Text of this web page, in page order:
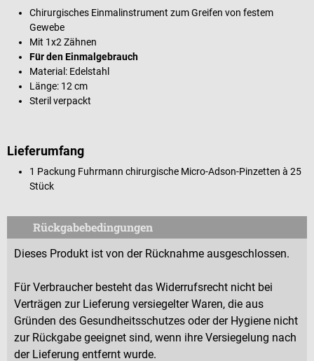
Chirurgisches Einmalinstrument zum Greifen von festem
Gewebe
Mit 1x2 Zähnen
Für den Einmalgebrauch
Material: Edelstahl
Länge: 12 cm
Steril verpackt
Lieferumfang
1 Packung Fuhrmann chirurgische Micro-Adson-Pinzetten à 25
Stück
Rückgabebedingungen
Dieses Produkt ist von der Rücknahme ausgeschlossen.
Für Verbraucher besteht das Widerrufsrecht nicht bei
Verträgen zur Lieferung versiegelter Waren, die aus
Gründen des Gesundheitsschutzes oder der Hygiene nicht
zur Rückgabe geeignet sind, wenn ihre Versiegelung nach
der Lieferung entfernt wurde.